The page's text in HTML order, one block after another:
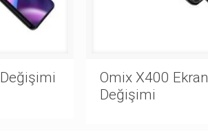
Omix X400 Ekran
Değişimi